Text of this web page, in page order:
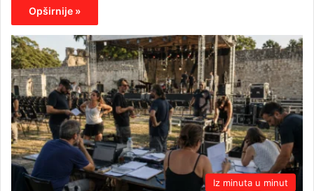
Opširnije »
Iz minuta u minut